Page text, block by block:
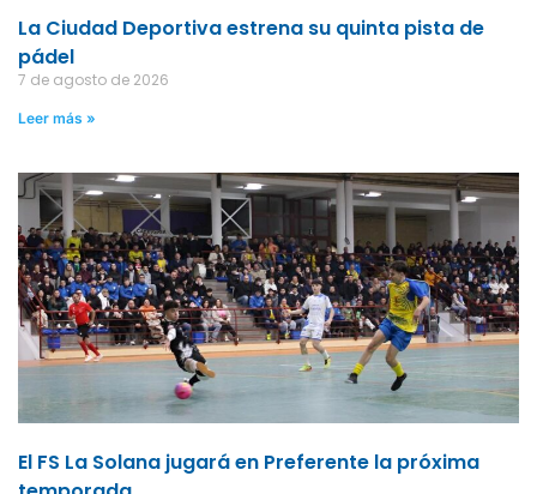
La Ciudad Deportiva estrena su quinta pista de
pádel
7 de agosto de 2026
Leer más »
El FS La Solana jugará en Preferente la próxima